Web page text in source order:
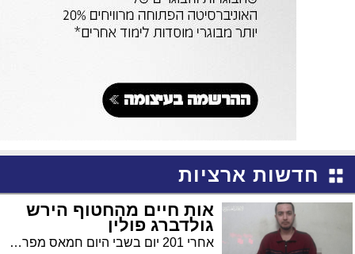
חדשות ארציות
אות חיים מהחטוף הירש
גולדברג פולין
אחרי 201 יום בשבי היום חמאס מפרסם סרטון ובו אות חיים מהחטוף הירש גולדברג פולין. הירש בן ה-23 הוא ישראלי בעל אזרחות אמריקנית שנחטף ממסיבה הנובה בקיבוץ רעים בבוקר שמחת תורה